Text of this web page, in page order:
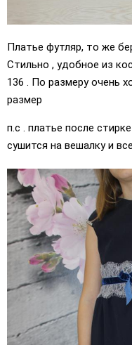
Платье футляр, то же
Стильно , удобное из
136 . По размеру очень
размер
п.с . платье после
сушится на вешалку и